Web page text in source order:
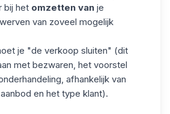
bij het omzetten van je
van zoveel mogelijk
je "de verkoop sluiten" (dit
met bezwaren, het voorstel
, afhankelijk van
en het type klant).